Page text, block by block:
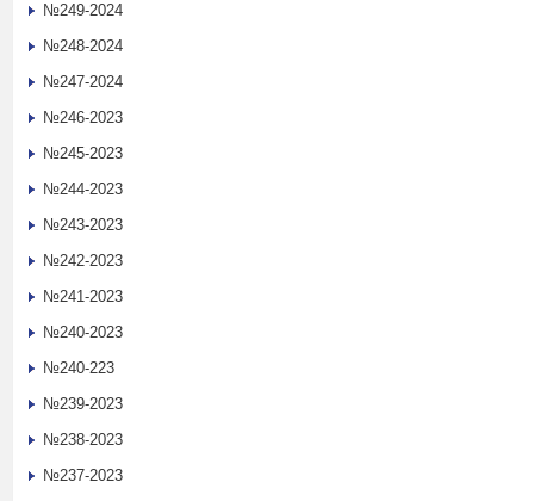
№249-2024
№248-2024
№247-2024
№246-2023
№245-2023
№244-2023
№243-2023
№242-2023
№241-2023
№240-2023
№240-223
№239-2023
№238-2023
№237-2023